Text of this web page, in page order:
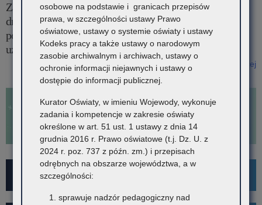
Zarządzenie Nr 10/26 Małopolskiego Kuratora Oświaty z
dnia 26 stycznia 2026 r. – terminy przeprowadzania
postępowania rekrutacyjnego i postępowania
uzupełniającego na rok szkolny 2026/2027
Czytaj więcej
o: Zarządzenie Nr 10/26 Małopolskiego Kuratora Oświaty z dnia 26
stycznia 2026 r. – terminy przeprowadzania postępowania
rekrutacyjnego i postępowania uzupełniającego na rok szkolny
For Foreigners
osobowe na podstawie i granicach przepisów
prawa, w szczególności ustawy Prawo
oświatowe, ustawy o systemie oświaty i ustawy
Kodeks pracy a także ustawy o narodowym
zasobie archiwalnym i archiwach, ustawy o
ochronie informacji niejawnych i ustawy o
dostępie do informacji publicznej.
Kurator Oświaty, w imieniu Wojewody, wykonuje
zadania i kompetencje w zakresie oświaty
określone w art. 51 ust. 1 ustawy z dnia 14
grudnia 2016 r. Prawo oświatowe (t.j. Dz. U. z
2024 r. poz. 737 z późn. zm.) i przepisach
odrębnych na obszarze województwa, a w
szczególności:
sprawuje nadzór pedagogiczny nad